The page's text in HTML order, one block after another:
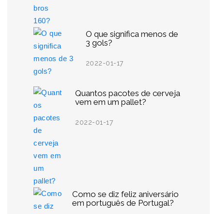
O que significa menos de
3 gols?
2022-01-17
Quantos pacotes de cerveja
vem em um pallet?
2022-01-17
Como se diz feliz aniversário
em português de Portugal?